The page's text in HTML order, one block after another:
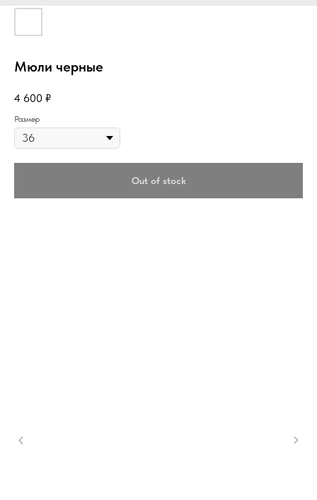
Мюли черные
4 600 ₽
Размер
Out of stock